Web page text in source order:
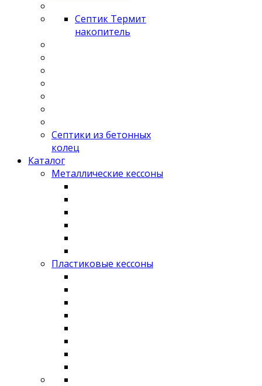
Септик Термит
накопитель
Септики из бетонных
колец
Каталог
Металлические кессоны
Пластиковые кессоны